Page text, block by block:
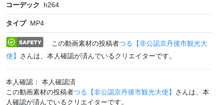
コーデック h264
タイプ MP4
この動画素材の投稿者つる【非公認京丹後市観光大
使】 さんは、本人確認が済んでいるクリエイターです。
本人確認： 本人確認済
この動画素材の投稿者つる【非公認京丹後市観光大使】 さんは、本
人確認が済んでいるクリエイターです。